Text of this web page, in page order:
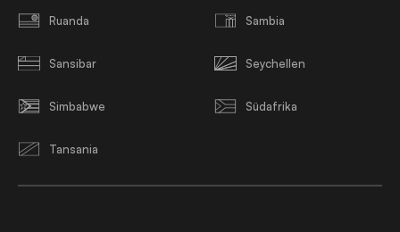
Ruanda Sambia
Sansibar Seychellen
Simbabwe Südafrika
Tansania